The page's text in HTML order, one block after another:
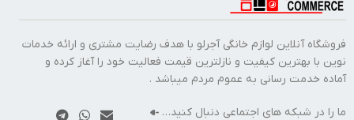
فروشگاه آنلاین لوازم خانگی آجرلو با هدف رضایت مشتری و ارائه خدمات
نوین با بهترین کیفیت و نازلترین قیمت فعالیت خود را آغاز کرده و
آماده خدمت رسانی به عموم مردم میباشد .
ما را در شبکه های اجتماعی دنبال کنید…